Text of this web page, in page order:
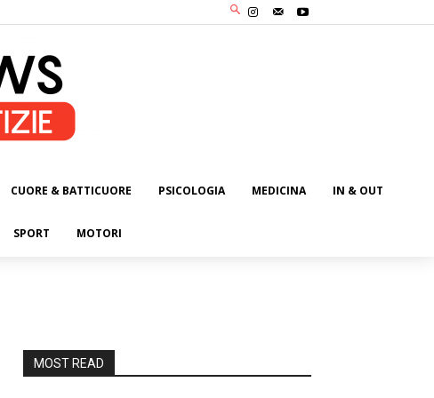
CUORE & BATTICUORE PSICOLOGIA MEDICINA IN & OUT
SPORT MOTORI
MOST READ